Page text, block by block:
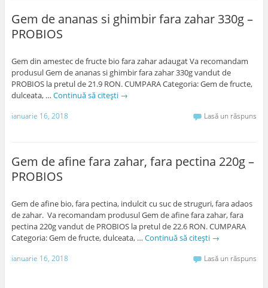
Gem de ananas si ghimbir fara zahar 330g –
PROBIOS
Gem din amestec de fructe bio fara zahar adaugat Va recomandam
produsul Gem de ananas si ghimbir fara zahar 330g vandut de
PROBIOS la pretul de 21.9 RON. CUMPARA Categoria: Gem de fructe,
dulceata, … Continuă să citești →
ianuarie 16, 2018 Lasă un răspuns
Gem de afine fara zahar, fara pectina 220g –
PROBIOS
Gem de afine bio, fara pectina, indulcit cu suc de struguri, fara adaos
de zahar. Va recomandam produsul Gem de afine fara zahar, fara
pectina 220g vandut de PROBIOS la pretul de 22.6 RON. CUMPARA
Categoria: Gem de fructe, dulceata, … Continuă să citești →
ianuarie 16, 2018 Lasă un răspuns